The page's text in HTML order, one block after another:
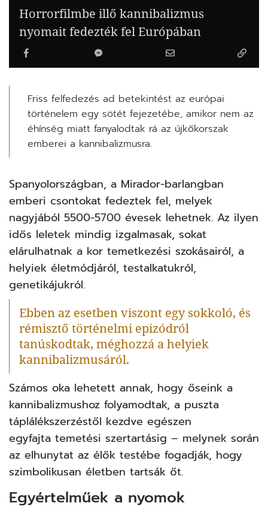
Horrorfilmbe illő kannibalizmus
nyomait fedezték fel Európában
Friss felfedezés ad betekintést az európai
történelem egy sötét fejezetébe, amikor nem az
éhínség miatt fanyalodtak rá az újkőkorszak
emberei a kannibalizmusra.
Spanyolországban, a Mirador-barlangban
emberi csontokat fedeztek fel, melyek
nagyjából 5500-5700 évesek lehetnek. Az ilyen
idős leletek mindig izgalmasak, sokat
elárulhatnak a kor temetkezési szokásairól, a
helyiek életmódjáról, testalkatukról,
genetikájukról.
Ebben az esetben viszont egy sokkoló, és
rémisztő történelmi epizódról
tanúskodtak, méghozzá a helyiek
kannibalizmusáról.
Számos oka lehetett annak, hogy őseink a
kannibalizmushoz folyamodtak, a puszta
táplálékszerzéstől kezdve egészen
egyfajta temetési szertartásig – melynek során
az elhunytat az élők testébe fogadják, hogy
szimbolikusan életben tartsák őt.
Egyértelműek a nyomok